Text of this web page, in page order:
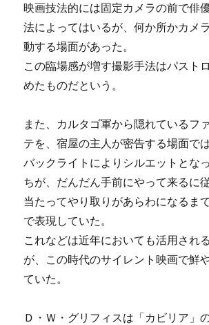
映画技法的には固定カメラの前で俳
法によってはいるが、何か所かカメ
動する場面があった。
この臨場感が増す撮影手法はパスト
めたものだという。
また、カルタゴ軍から隠れているフ
テを、宿屋の主人が密告する場面で
バックライトによりシルエットとな
ちが、だんだん手前にやって来るに
当たってやり取りがあらわになるま
で表現していた。
これなどは近年においても活用され
が、この時代のサイレント映画で鮮
ていた。
Ｄ・Ｗ・グリフィスは「カビリア」